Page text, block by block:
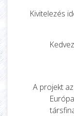
Kivitelezés
A projekt